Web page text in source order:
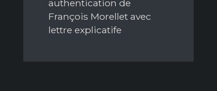
authentication de
François Morellet avec
lettre explicatife